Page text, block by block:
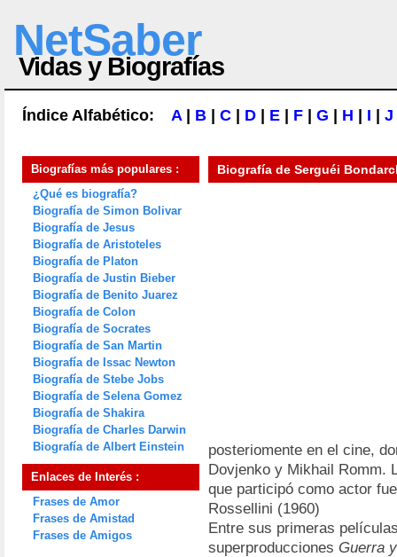
NetSaber
Vidas y Biografías
Índice Alfabético: A| B C D E F G H I J
Biografías más populares :
¿Qué es biografía?
Biografía de Simon Bolivar
Biografía de Jesus
Biografía de Aristoteles
Biografía de Platon
Biografía de Justin Bieber
Biografía de Benito Juarez
Biografía de Colon
Biografía de Socrates
Biografía de San Martin
Biografía de Issac Newton
Biografía de Stebe Jobs
Biografía de Selena Gomez
Biografía de Shakira
Biografía de Charles Darwin
Biografía de Albert Einstein
Enlaces de Interés :
Frases de Amor
Frases de Amistad
Frases de Amigos
Biografía de Serguéi
posteriomente en el cine,
Dovjenko y Mikhail Romm.
que participó como actor
Rossellini (1960)
Entre sus primeras
superproducciones Guerra